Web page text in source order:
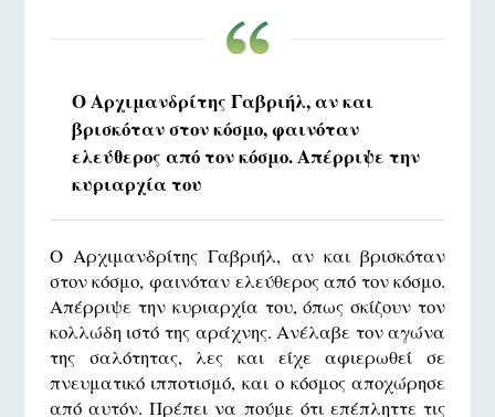
Ο Αρχιμανδρίτης Γαβριήλ, αν και
βρισκόταν στον κόσμο, φαινόταν
ελεύθερος από τον κόσμο. Απέρριψε την
κυριαρχία του
Ο Αρχιμανδρίτης Γαβριήλ, αν και βρισκόταν
στον κόσμο, φαινόταν ελεύθερος από τον κόσμο.
Απέρριψε την κυριαρχία του, όπως σκίζουν τον
κολλώδη ιστό της αράχνης. Ανέλαβε τον αγώνα
της σαλότητας, λες και είχε αφιερωθεί σε
πνευματικό ιπποτισμό, και ο κόσμος αποχώρησε
από αυτόν. Πρέπει να πούμε ότι επέπληττε τις